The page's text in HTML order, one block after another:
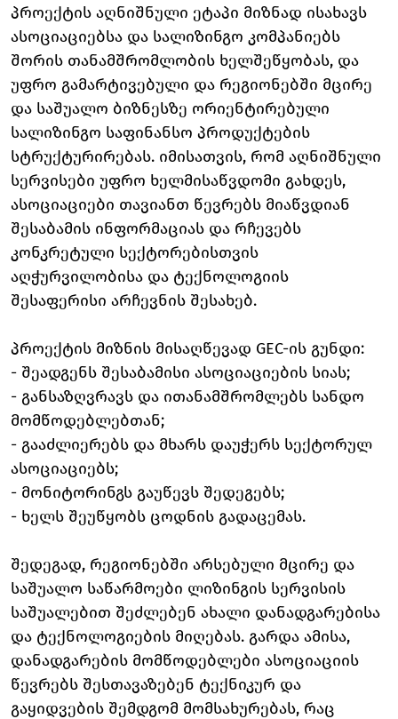
პროექტის აღნიშნული ეტაპი მიზნად ისახავს
ასოციაციებსა და სალიზინგო კომპანიებს
შორის თანამშრომლობის ხელშეწყობას, და
უფრო გამარტივებული და რეგიონებში მცირე
და საშუალო ბიზნესზე ორიენტირებული
სალიზინგო საფინანსო პროდუქტების
სტრუქტურირებას. იმისათვის, რომ აღნიშნული
სერვისები უფრო ხელმისაწვდომი გახდეს,
ასოციაციები თავიანთ წევრებს მიაწვდიან
შესაბამის ინფორმაციას და რჩევებს
კონკრეტული სექტორებისთვის
აღჭურვილობისა და ტექნოლოგიის
შესაფერისი არჩევნის შესახებ.
პროექტის მიზნის მისაღწევად GEC-ის გუნდი:
- შეადგენს შესაბამისი ასოციაციების სიას;
- განსაზღვრავს და ითანამშრომლებს სანდო
მომწოდებლებთან;
- გააძლიერებს და მხარს დაუჭერს სექტორულ
ასოციაციებს;
- მონიტორინგს გაუწევს შედეგებს;
- ხელს შეუწყობს ცოდნის გადაცემას.
შედეგად, რეგიონებში არსებული მცირე და
საშუალო საწარმოები ლიზინგის სერვისის
საშუალებით შეძლებენ ახალი დანადგარებისა
და ტექნოლოგიების მიღებას. გარდა ამისა,
დანადგარების მომწოდებლები ასოციაციის
წევრებს შესთავაზებენ ტექნიკურ და
გაყიდვების შემდგომ მომსახურებას, რაც